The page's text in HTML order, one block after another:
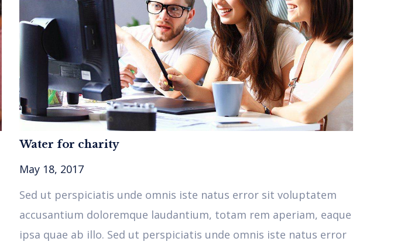
Water for charity
May 18, 2017
Sed ut perspiciatis unde omnis iste natus error sit voluptatem
accusantium doloremque laudantium, totam rem aperiam, eaque
ipsa quae ab illo. Sed ut perspiciatis unde omnis iste natus error